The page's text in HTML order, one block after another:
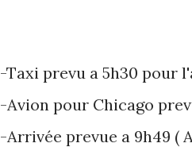
-Taxi prevu a 5h30 pour
-Avion pour Chicago
-Arrivée prevue a 9h49 (